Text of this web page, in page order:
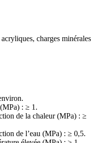
charges minérales
: ≥ 1.
de la chaleur (MPa) : ≥
de l’eau (MPa) : ≥ 0,5.